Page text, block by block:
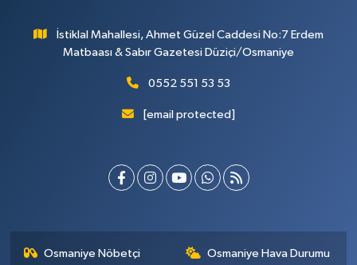
İstiklal Mahallesi, Ahmet Güzel Caddesi No:7 Erdem
Matbaası & Sabır Gazetesi Düziçi/Osmaniye
0552 551 53 53
[email protected]
Osmaniye Nöbetçi Osmaniye Hava Durumu